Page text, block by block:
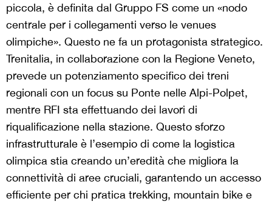
piccola, è definita dal Gruppo FS come un «nodo
centrale per i collegamenti verso le venues
olimpiche». Questo ne fa un protagonista strategico.
Trenitalia, in collaborazione con la Regione Veneto,
prevede un potenziamento specifico dei treni
regionali con un focus su Ponte nelle Alpi-Polpet,
mentre RFI sta effettuando dei lavori di
riqualificazione nella stazione. Questo sforzo
infrastrutturale è l’esempio di come la logistica
olimpica stia creando un’eredità che migliora la
connettività di aree cruciali, garantendo un accesso
efficiente per chi pratica trekking, mountain bike e